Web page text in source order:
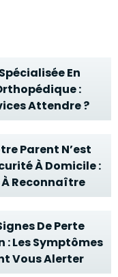
En
:
Attendre ?
Parent N’est
À Domicile :
À Reconnaître
De Perte
: Les Symptômes
Vous Alerter